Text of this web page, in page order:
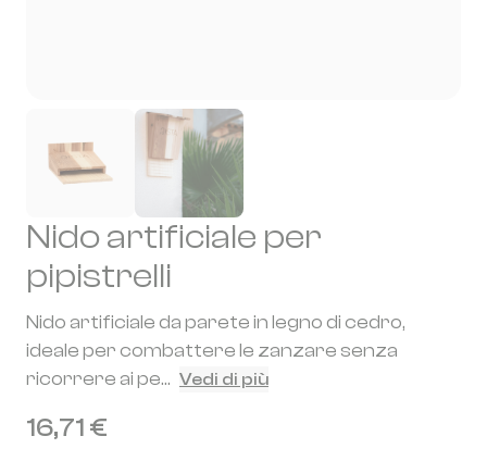
Nido artificiale per
pipistrelli
Nido artificiale da parete in legno di cedro,
ideale per combattere le zanzare senza
ricorrere ai pe... Vedi di più
16,71 €